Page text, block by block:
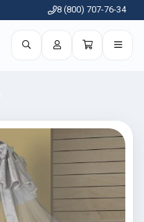
8 (800) 707-76-34